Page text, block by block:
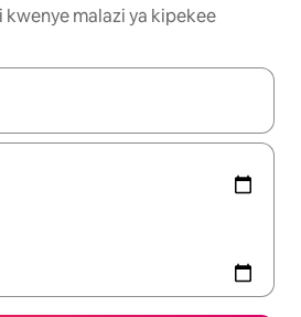
kwenye malazi ya kipekee
vinjari kwa kutumia vitufe vya